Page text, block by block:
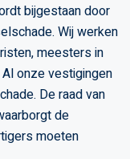
bijgestaan door
Wij werken
meesters in
onze vestigingen
De raad van
de
moeten